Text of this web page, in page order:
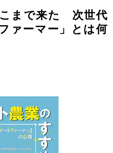
まで来た 次世代
ァーマー」とは何